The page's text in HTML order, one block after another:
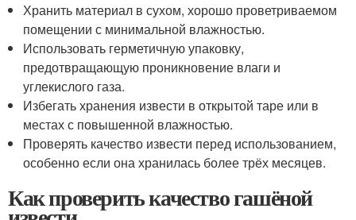
Хранить материал в сухом, хорошо проветриваемом
помещении с минимальной влажностью.
Использовать герметичную упаковку,
предотвращающую проникновение влаги и
углекислого газа.
Избегать хранения извести в открытой таре или в
местах с повышенной влажностью.
Проверять качество извести перед использованием,
особенно если она хранилась более трёх месяцев.
Как проверить качество гашёной